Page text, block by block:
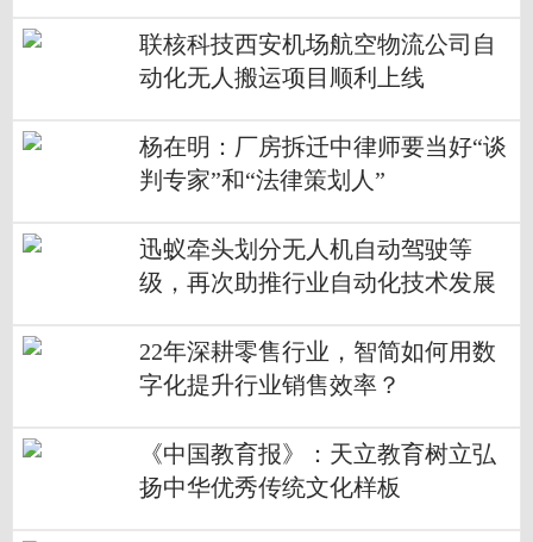
联核科技西安机场航空物流公司自
动化无人搬运项目顺利上线
杨在明：厂房拆迁中律师要当好“谈
判专家”和“法律策划人”
迅蚁牵头划分无人机自动驾驶等
级，再次助推行业自动化技术发展
22年深耕零售行业，智简如何用数
字化提升行业销售效率？
《中国教育报》：天立教育树立弘
扬中华优秀传统文化样板